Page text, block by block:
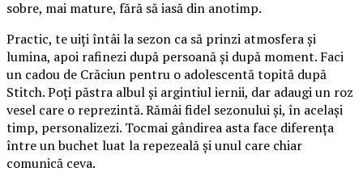
sobre, mai mature, fără să iasă din anotimp.
Practic, te uiți întâi la sezon ca să prinzi atmosfera și
lumina, apoi rafinezi după persoană și după moment. Faci
un cadou de Crăciun pentru o adolescentă topită după
Stitch. Poți păstra albul și argintiul iernii, dar adaugi un roz
vesel care o reprezintă. Rămâi fidel sezonului și, în același
timp, personalizezi. Tocmai gândirea asta face diferența
între un buchet luat la repezeală și unul care chiar
comunică ceva.